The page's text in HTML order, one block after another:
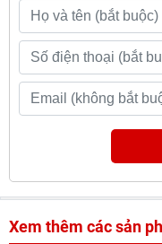
Xem thêm các sản